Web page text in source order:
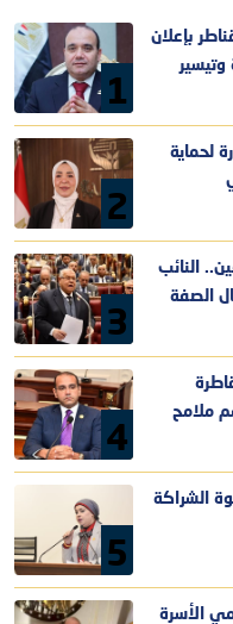
1
بإعلان
وتيسير
2
لحماية
3
النائب
الصفة
4
ملامح
5
الشراكة
الأسرة